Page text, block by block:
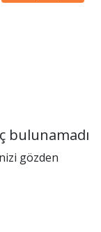
bulunamadı
gözden